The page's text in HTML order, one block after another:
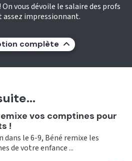
vous dévoile le salaire des profs
assez impressionnant.
complète
vos comptines pour
!
dans le 6-9, Béné remixe les
de votre enfance ...